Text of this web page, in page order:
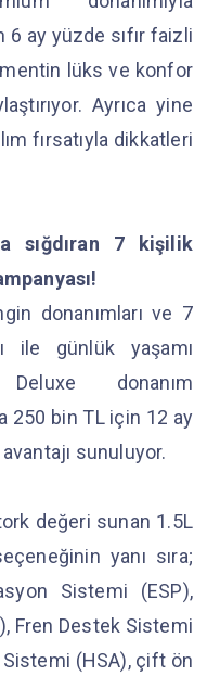
ay yüzde sıfır faizli
lüks ve konfor
Ayrıca yine
fırsatıyla dikkatleri
sığdıran 7 kişilik
donanımları ve 7
ile günlük yaşamı
Deluxe donanım
250 bin TL için 12 ay
sunuluyor.
değeri sunan 1.5L
yanı sıra;
Sistemi (ESP),
Fren Destek Sistemi
Sistemi (HSA), çift ön